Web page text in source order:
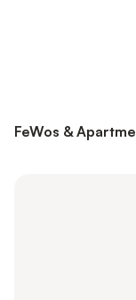
FeWos &